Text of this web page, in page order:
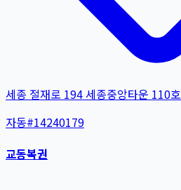
세종 절재로 194 세종중앙타운 110호
자동#14240179
교동복권